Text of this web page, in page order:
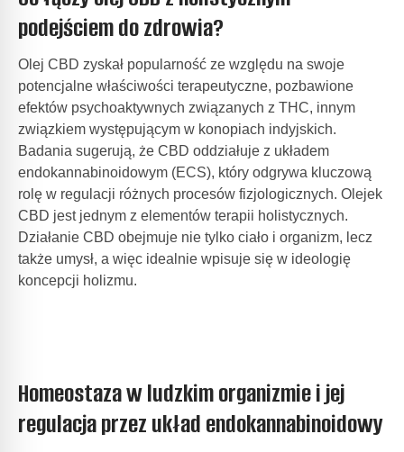
podejściem do zdrowia?
Olej CBD zyskał popularność ze względu na swoje
potencjalne właściwości terapeutyczne, pozbawione
efektów psychoaktywnych związanych z THC, innym
związkiem występującym w konopiach indyjskich.
Badania sugerują, że CBD oddziałuje z układem
endokannabinoidowym (ECS), który odgrywa kluczową
rolę w regulacji różnych procesów fizjologicznych. Olejek
CBD jest jednym z elementów terapii holistycznych.
Działanie CBD obejmuje nie tylko ciało i organizm, lecz
także umysł, a więc idealnie wpisuje się w ideologię
koncepcji holizmu.
Homeostaza w ludzkim organizmie i jej
regulacja przez układ endokannabinoidowy